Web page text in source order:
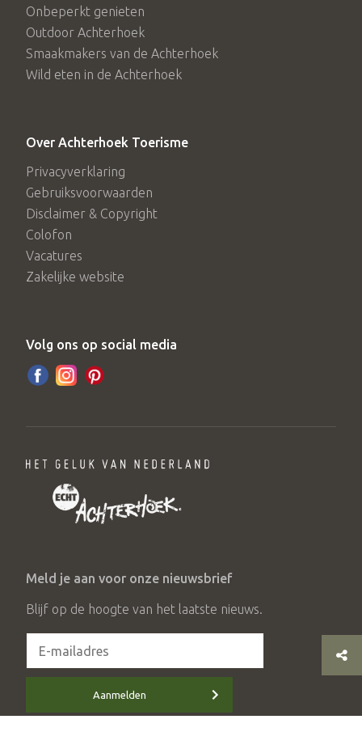
Onbeperkt genieten
Outdoor Achterhoek
Smaakmakers van de Achterhoek
Wild eten in de Achterhoek
Over Achterhoek Toerisme
Privacyverklaring
Gebruiksvoorwaarden
Disclaimer & Copyright
Colofon
Vacatures
Zakelijke website
Volg ons op social media
Meld je aan voor onze nieuwsbrief
Blijf op de hoogte van het laatste nieuws.
Aanmelden